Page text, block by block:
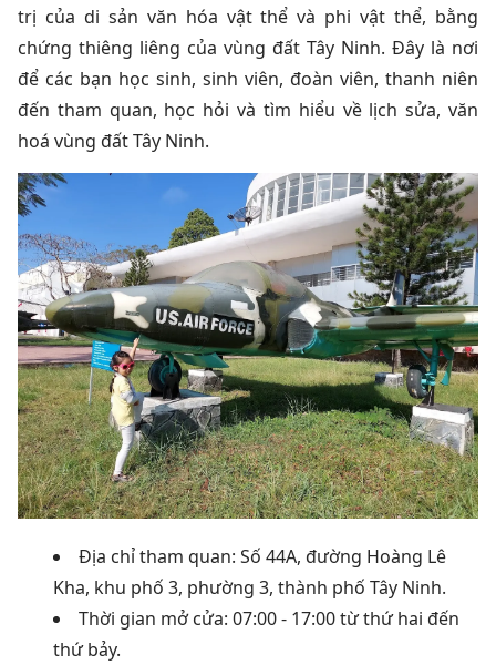
trị của di sản văn hóa vật thể và phi vật thể, bằng
chứng thiêng liêng của vùng đất Tây Ninh. Đây là nơi
để các bạn học sinh, sinh viên, đoàn viên, thanh niên
đến tham quan, học hỏi và tìm hiểu về lịch sửa, văn
hoá vùng đất Tây Ninh.
Địa chỉ tham quan: Số 44A, đường Hoàng Lê
Kha, khu phố 3, phường 3, thành phố Tây Ninh.
Thời gian mở cửa: 07:00 - 17:00 từ thứ hai đến
thứ bảy.